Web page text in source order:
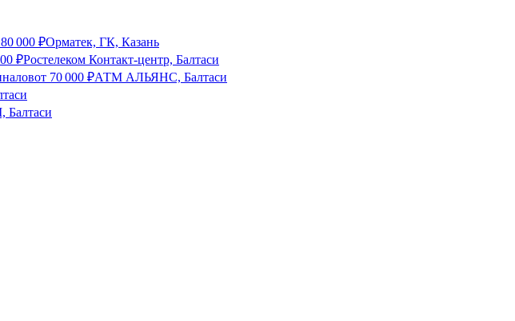
80 000 ₽Орматек, ГК, Казань
₽Ростелеком Контакт-центр, Балтаси
от 70 000 ₽АТМ АЛЬЯНС, Балтаси